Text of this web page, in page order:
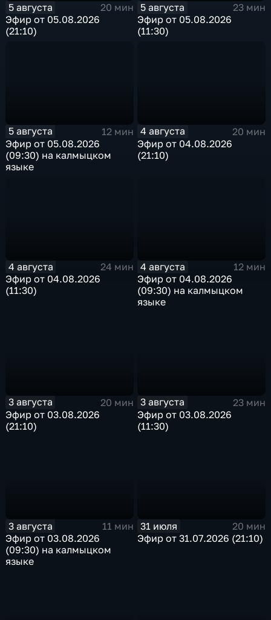
5 августа
20 мин
Эфир от 05.08.2026
(21:10)
5 августа
23 мин
Эфир от 05.08.2026
(11:30)
5 августа
12 мин
Эфир от 05.08.2026
(09:30) на калмыцком
языке
4 августа
20 мин
Эфир от 04.08.2026
(21:10)
4 августа
24 мин
Эфир от 04.08.2026
(11:30)
4 августа
12 мин
Эфир от 04.08.2026
(09:30) на калмыцком
языке
3 августа
20 мин
Эфир от 03.08.2026
(21:10)
3 августа
23 мин
Эфир от 03.08.2026
(11:30)
3 августа
11 мин
Эфир от 03.08.2026
(09:30) на калмыцком
языке
31 июля
20 мин
Эфир от 31.07.2026 (21:10)